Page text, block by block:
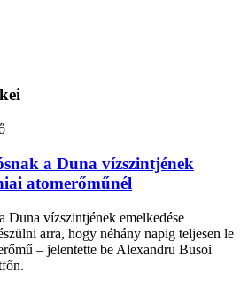
a Duna vízszintjének
atomerőműnél
Duna vízszintjének emelkedése
arra, hogy néhány napig teljesen le
– jelentette be Alexandru Busoi